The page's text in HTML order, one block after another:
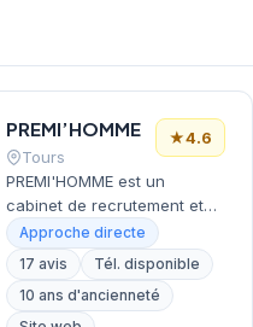
PREMI’HOMME
Tours
★4.6
PREMI'HOMME est un
cabinet de recrutement et
de chasse de têtes basé à
Tours, avec des bureaux à
Paris et Lille, spécialisé dans
le recrutement de
Approche directe
17 avis
Tél. disponible
10 ans d'ancienneté